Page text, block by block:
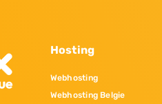
Hosting
Webhosting
Webhosting Belgie